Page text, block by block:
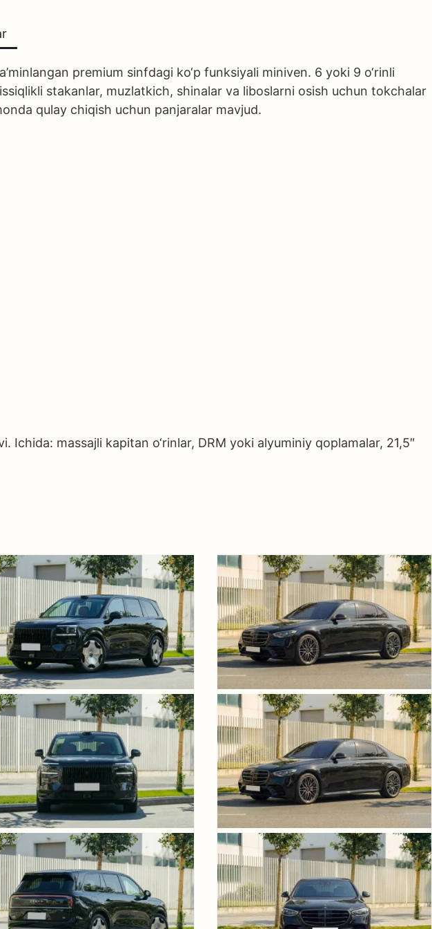
premium sinfdagi ko‘p funksiyali miniven. 6 yoki 9 o‘rinli
stakanlar, muzlatkich, shinalar va liboslarni osish uchun tokchalar
qulay chiqish uchun panjaralar mavjud.
massajli kapitan o‘rinlar, DRM yoki alyuminiy qoplamalar, 21,5″